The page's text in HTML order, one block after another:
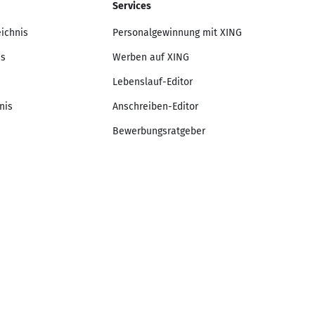
Services
Personalgewinnung mit XING
Werben auf XING
Lebenslauf-Editor
Anschreiben-Editor
Bewerbungsratgeber